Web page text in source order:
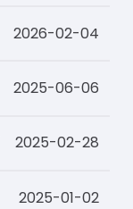
2026-02-04
2025-06-06
2025-02-28
2025-01-02